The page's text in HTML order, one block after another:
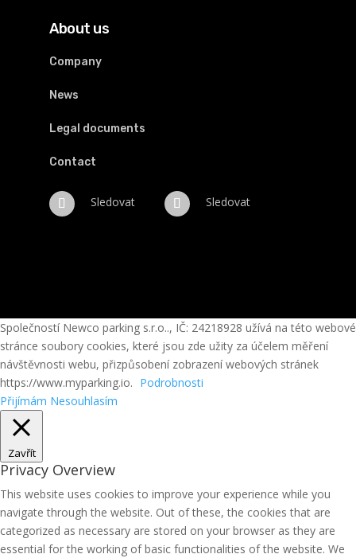
About us
Company
News
Legal documents
Contact
Sledovat Sledovat
Společností Newco parking s.r.o.., IČ: 24218928 užívá na této webové
stránce soubory cookies, které jsou zde užity za účelem měření
návštěvnosti webu, přizpůsobení zobrazení webových stránek
https://www.myparking.io. Podrobnosti
Přijímám Nesouhlasím
Zavřít
Privacy Overview
This website uses cookies to improve your experience while you
navigate through the website. Out of these, the cookies that are
categorized as necessary are stored on your browser as they are
essential for the working of basic functionalities of the website. We